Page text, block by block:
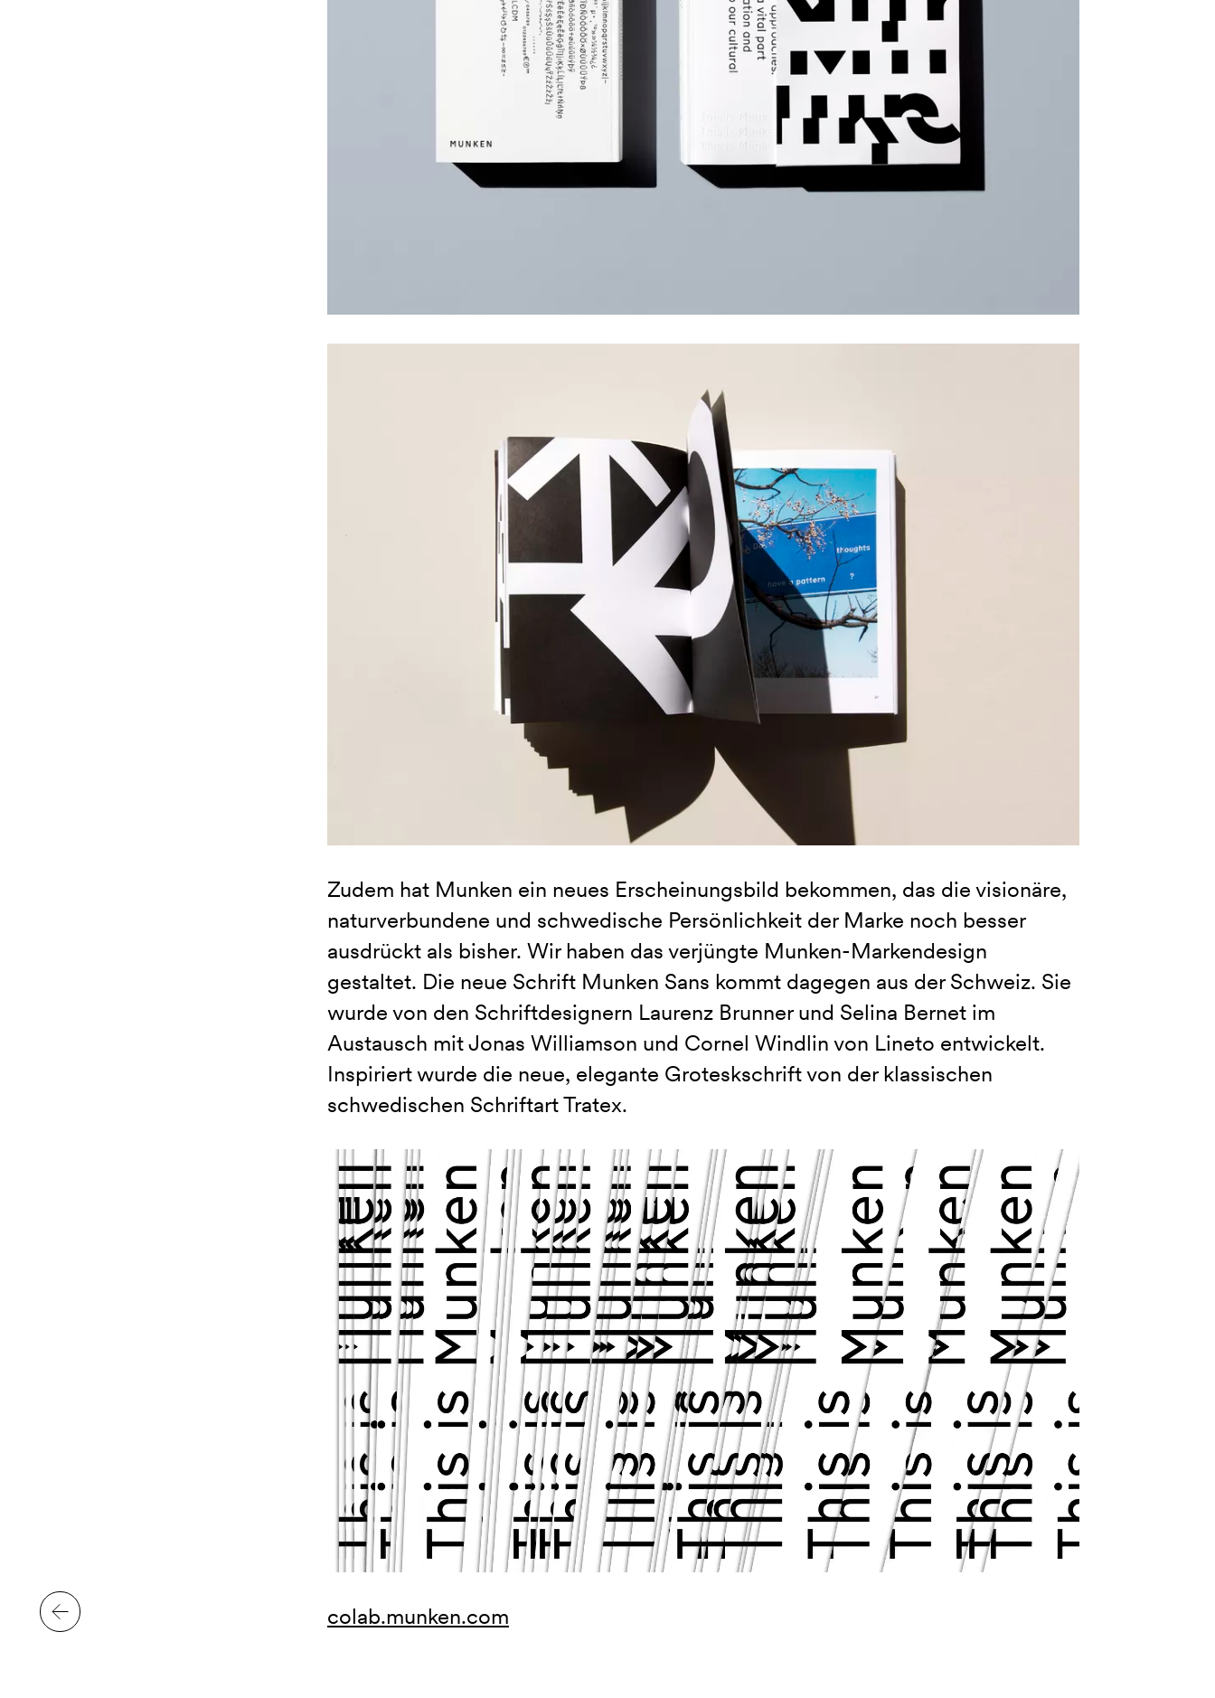
Zudem hat Munken ein neues Erscheinungsbild bekommen, das die visionäre,
naturverbundene und schwedische Persönlichkeit der Marke noch besser
ausdrückt als bisher. Wir haben das verjüngte Munken-Markendesign
gestaltet. Die neue Schrift Munken Sans kommt dagegen aus der Schweiz. Sie
wurde von den Schriftdesignern Laurenz Brunner und Selina Bernet im
Austausch mit Jonas Williamson und Cornel Windlin von Lineto entwickelt.
Inspiriert wurde die neue, elegante Groteskschrift von der klassischen
schwedischen Schriftart Tratex.
colab.munken.com